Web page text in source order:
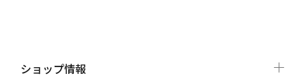
ショップ情報